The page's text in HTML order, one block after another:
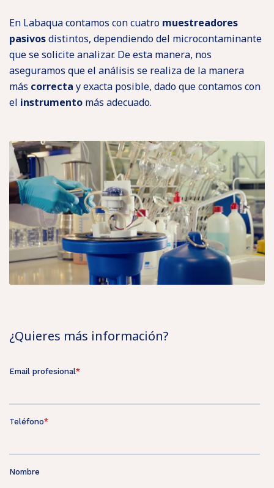
En Labaqua contamos con cuatro muestreadores
pasivosdistintos, dependiendo del microcontaminante
que se solicite analizar. De esta manera, nos
aseguramos que el análisis se realiza de la manera
más correcta y exacta posible, dado que contamos con
el instrumento más adecuado.
¿Quieres más información?